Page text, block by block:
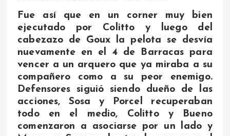
Fue así que en un corner muy bien
ejecutado por Colitto y luego del
cabezazo de Goux la pelota se desvía
nuevamente en el 4 de Barracas para
vencer a un arquero que ya miraba a su
compañero como a su peor enemigo.
Defensores siguió siendo dueño de las
acciones, Sosa y Porcel recuperaban
todo en el medio, Colitto y Bueno
comenzaron a asociarse por un lado y